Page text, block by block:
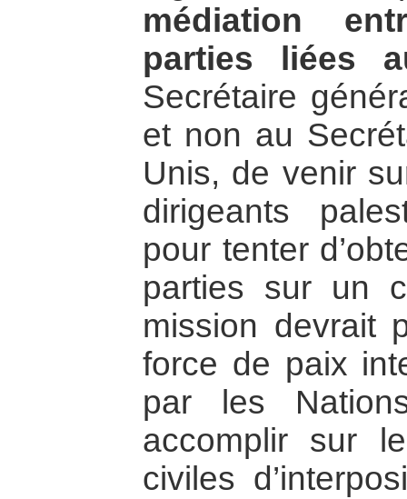
médiation
parties liées
Secrétaire
et non au
Unis, de venir
dirigeants
pour tenter
parties sur un
mission devrait
force de paix
par les
accomplir sur
civiles